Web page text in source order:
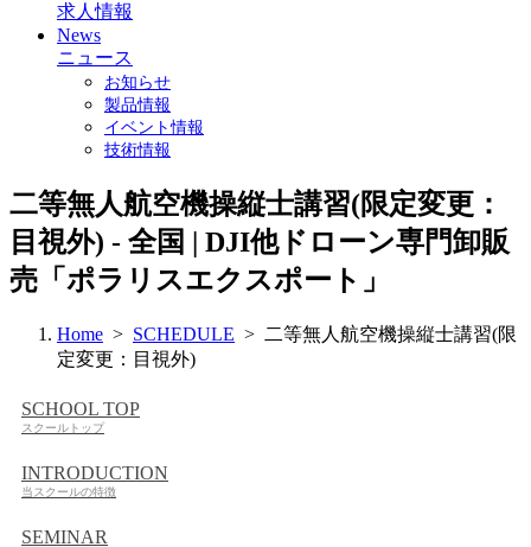
求人情報
News
ニュース
お知らせ
製品情報
イベント情報
技術情報
二等無人航空機操縦士講習(限定変更：
目視外) - 全国 | DJI他ドローン専門卸販
売「ポラリスエクスポート」
Home > SCHEDULE > 二等無人航空機操縦士講習(限
定変更：目視外)
SCHOOL TOP
スクールトップ
INTRODUCTION
当スクールの特徴
SEMINAR